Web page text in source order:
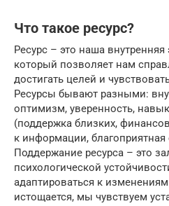
Что такое ресурс?
Ресурс – это наша внутренняя
который позволяет нам
достигать целей и
Ресурсы бывают разными:
оптимизм, уверенность,
(поддержка близких,
к информации, благоприятная
Поддержание ресурса – это
психологической
адаптироваться к
истощается, мы чувствуем